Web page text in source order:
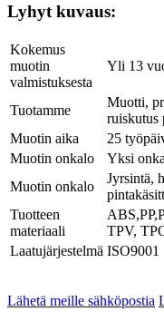
Lyhyt kuvaus:
Kokemus
muotin
valmistuksesta
Yli 13
Tuotamme
Muotti,
ruiskutus
Muotin aika
25
Muotin onkalo
Yksi
Muotin onkalo
Jyrsintä,
Tuotteen
materiaali
TPV,
Laatujärjestelmä ISO9001
Lähetä meille sähköpostia